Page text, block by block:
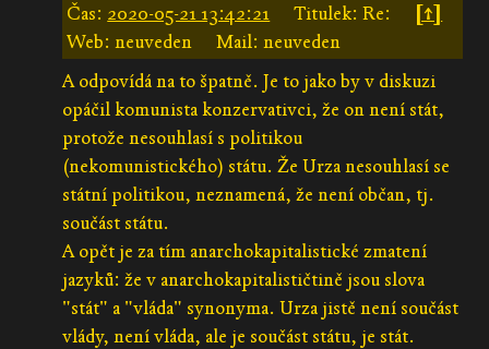
Čas: 2020-05-21 13:42:21 Titulek: Re:
[↑]
Web: neuveden
Mail: neuveden
A odpovídá na to špatně. Je to jako by v diskuzi
opáčil komunista konzervativci, že on není stát,
protože nesouhlasí s politikou
(nekomunistického) státu. Že Urza nesouhlasí se
státní politikou, neznamená, že není občan, tj.
součást státu.
A opět je za tím anarchokapitalistické zmatení
jazyků: že v anarchokapitalističtině jsou slova
"stát" a "vláda" synonyma. Urza jistě není součást
vlády, není vláda, ale je součást státu, je stát.